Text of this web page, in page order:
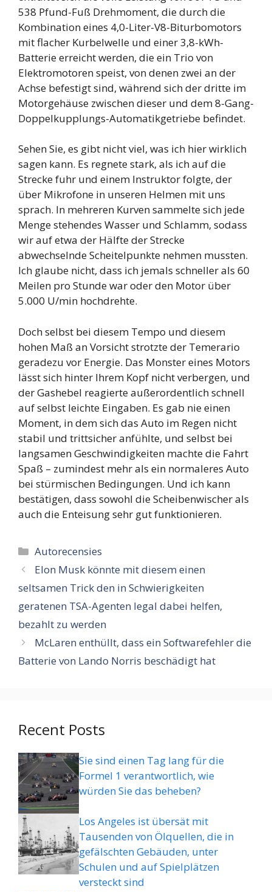
538 Pfund-Fuß Drehmoment, die durch die
Kombination eines 4,0-Liter-V8-Biturbomotors
mit flacher Kurbelwelle und einer 3,8-kWh-
Batterie erreicht werden, die ein Trio von
Elektromotoren speist, von denen zwei an der
Achse befestigt sind, während sich der dritte im
Motorgehäuse zwischen dieser und dem 8-Gang-
Doppelkupplungs-Automatikgetriebe befindet.
Sehen Sie, es gibt nicht viel, was ich hier wirklich
sagen kann. Es regnete stark, als ich auf die
Strecke fuhr und einem Instruktor folgte, der
über Mikrofone in unseren Helmen mit uns
sprach. In mehreren Kurven sammelte sich jede
Menge stehendes Wasser und Schlamm, sodass
wir auf etwa der Hälfte der Strecke
abwechselnde Scheitelpunkte nehmen mussten.
Ich glaube nicht, dass ich jemals schneller als 60
Meilen pro Stunde war oder den Motor über
5.000 U/min hochdrehte.
Doch selbst bei diesem Tempo und diesem
hohen Maß an Vorsicht strotzte der Temerario
geradezu vor Energie. Das Monster eines Motors
lässt sich hinter Ihrem Kopf nicht verbergen, und
der Gashebel reagierte außerordentlich schnell
auf selbst leichte Eingaben. Es gab nie einen
Moment, in dem sich das Auto im Regen nicht
stabil und trittsicher anfühlte, und selbst bei
langsamen Geschwindigkeiten machte die Fahrt
Spaß – zumindest mehr als ein normaleres Auto
bei stürmischen Bedingungen. Und ich kann
bestätigen, dass sowohl die Scheibenwischer als
auch die Enteisung sehr gut funktionieren.
Categorieën
Autorecensies
Elon Musk könnte mit diesem einen
seltsamen Trick den in Schwierigkeiten
geratenen TSA-Agenten legal dabei helfen,
bezahlt zu werden
McLaren enthüllt, dass ein Softwarefehler die
Batterie von Lando Norris beschädigt hat
Recent Posts
Sie sind einen Tag lang für die
Formel 1 verantwortlich, wie
würden Sie das beheben?
Los Angeles ist übersät mit
Tausenden von Ölquellen, die in
gefälschten Gebäuden, unter
Schulen und auf Spielplätzen
versteckt sind